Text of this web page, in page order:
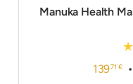
Manuka Health
13971 €